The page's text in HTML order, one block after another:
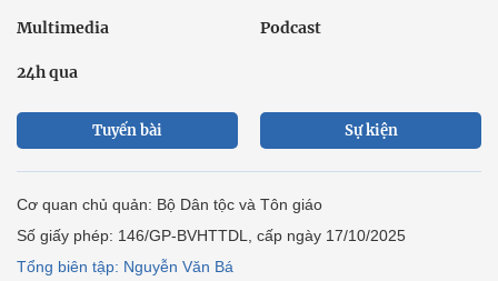
Multimedia Podcast
24h qua
Tuyến bài Sự kiện
Cơ quan chủ quản: Bộ Dân tộc và Tôn giáo
Số giấy phép: 146/GP-BVHTTDL, cấp ngày 17/10/2025
Tổng biên tập: Nguyễn Văn Bá